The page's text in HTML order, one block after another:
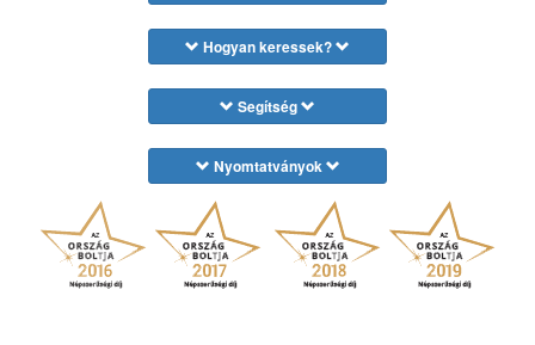
Hogyan keressek?
Segítség
Nyomtatványok